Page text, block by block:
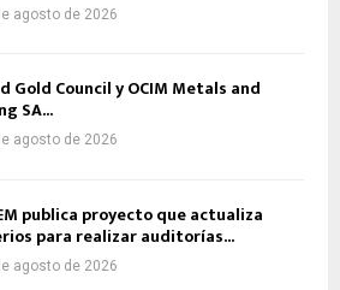
agosto de 2026
Gold Council y OCIM Metals and
SA...
agosto de 2026
publica proyecto que actualiza
para realizar auditorías...
agosto de 2026